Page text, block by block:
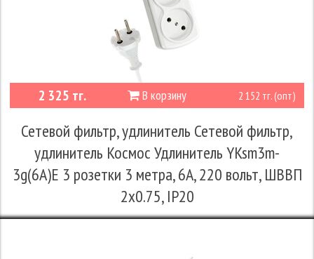
В корзину
2 325 тг. 2 152 тг. (опт)
Сетевой фильтр, удлинитель Сетевой фильтр,
удлинитель Космос Удлинитель YKsm3m-
3g(6A)E 3 розетки 3 метра, 6А, 220 вольт, ШВВП
2х0.75, IP20